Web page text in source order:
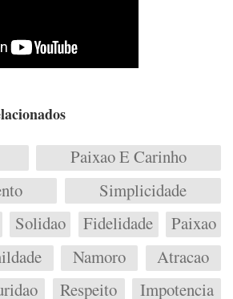
Paixao E Carinho
Simplicidade
Solidao Fidelidade
Paixao
Namoro
Atracao
Respeito
Impotencia